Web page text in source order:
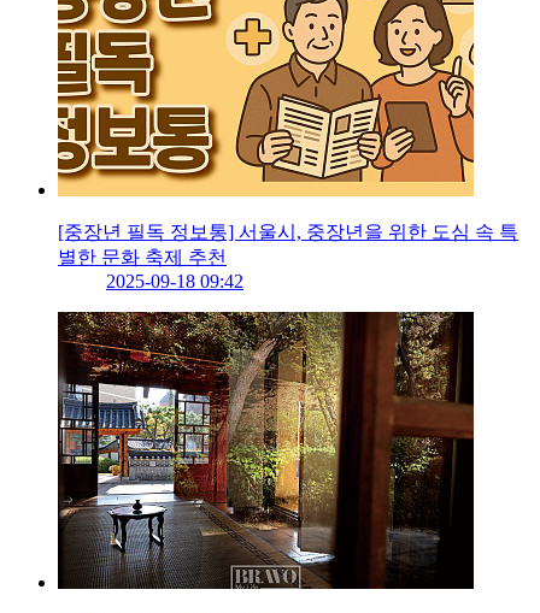
[중장년 필독 정보통] 서울시, 중장년을 위한 도심 속 특
별한 문화 축제 추천
2025-09-18 09:42